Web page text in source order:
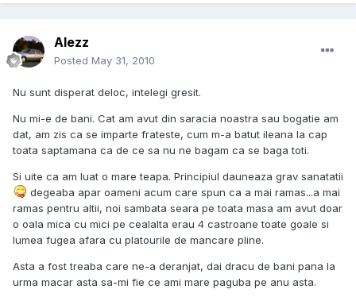
Alezz
Posted May 31, 2010
Nu sunt disperat deloc, intelegi gresit.
Nu mi-e de bani. Cat am avut din saracia noastra sau bogatie am
dat, am zis ca se imparte frateste, cum m-a batut ileana la cap
toata saptamana ca de ce sa nu ne bagam ca se baga toti.
Si uite ca am luat o mare teapa. Principiul dauneaza grav sanatatii
degeaba apar oameni acum care spun ca a mai ramas...a mai
ramas pentru altii, noi sambata seara pe toata masa am avut doar
o oala mica cu mici pe cealalta erau 4 castroane toate goale si
lumea fugea afara cu platourile de mancare pline.
Asta a fost treaba care ne-a deranjat, dai dracu de bani pana la
urma macar asta sa-mi fie ce ami mare paguba pe anu asta.